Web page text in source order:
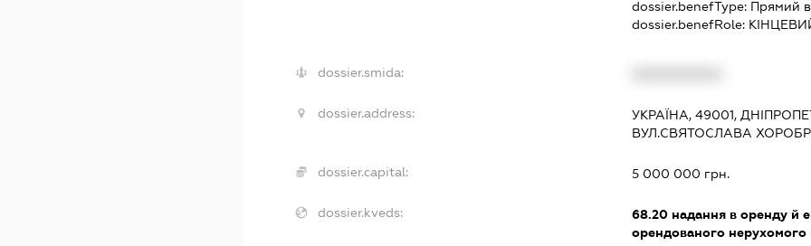
dossier.benefType: Прямий
dossier.benefRole:
dossier.smida:
dossier.address:
УКРАЇНА, 49001,
ВУЛ.СВЯТОСЛАВА
dossier.capital: 5 000 000 грн.
dossier.kveds: 68.20надання в оренду й
орендованого нерухомого